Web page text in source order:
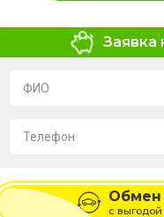
Заявка
ФИО
Телефон
хранение персональных
условиямиПолитики
Обмен
с